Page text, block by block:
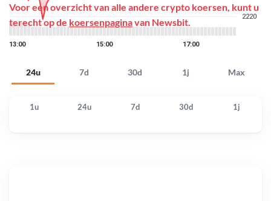
24u 7d 30d 1j Max
Voor een overzicht van alle andere crypto koersen, kunt u
terecht op de koersenpaginavan Newsbit.
1u 24u 7d 30d 1j